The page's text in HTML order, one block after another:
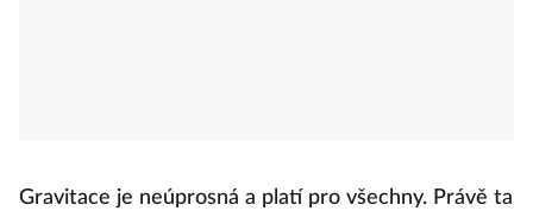
Gravitace je neúprosná a platí pro všechny. Právě ta